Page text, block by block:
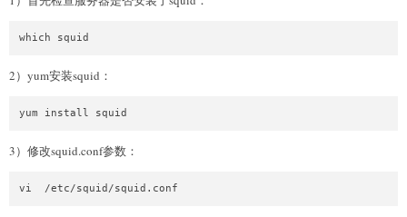
which squid
2）yum安装squid：
yum install squid
3）修改squid.conf参数：
vi  /etc/squid/squid.conf